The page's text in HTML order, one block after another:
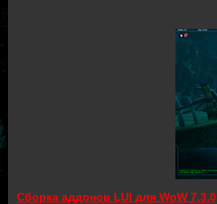
Сборка аддонов LUI для WoW 7.3.0